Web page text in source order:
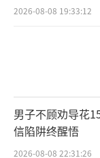
2026-08-08 19:33:12
男子不顾劝导花
信陷阱终醒悟
2026-08-08 22:31:26